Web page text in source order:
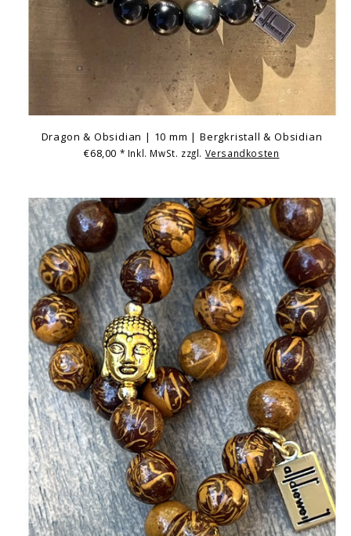
Dragon & Obsidian | 10 mm | Bergkristall & Obsidian
€68,00 * Inkl. MwSt. zzgl. Versandkosten